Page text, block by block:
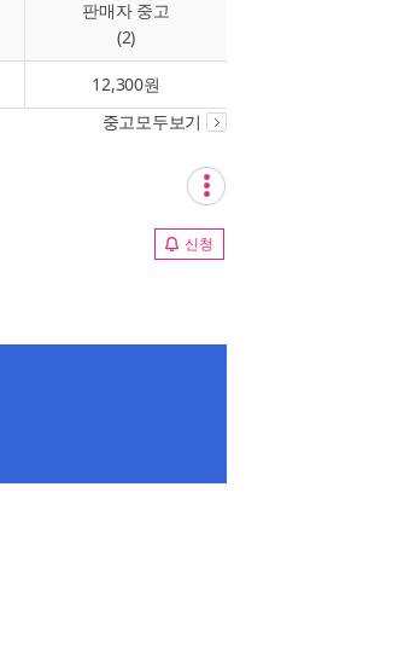
판매자 중고
(2)
12,300원
중고모두보기
신청